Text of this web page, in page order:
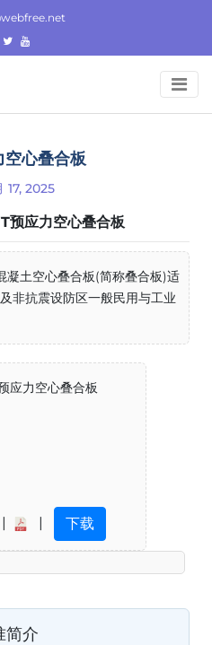
心叠合板
17, 2025
预应力空心叠合板
凝土空心叠合板(简称叠合板)适
非抗震设防区一般民用与工业
应力空心叠合板
| 下载
简介